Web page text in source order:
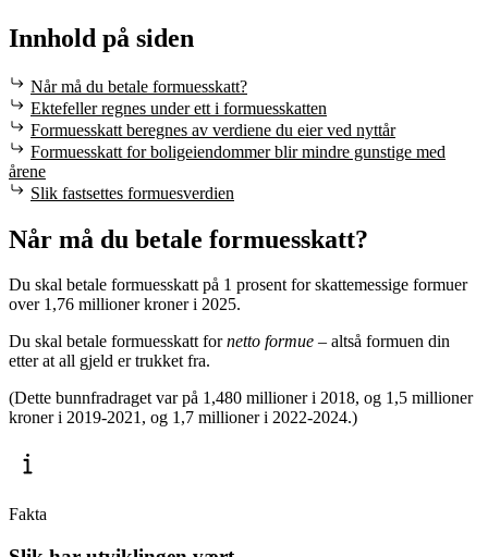
Innhold på siden
Når må du betale formuesskatt?
Ektefeller regnes under ett i formuesskatten
Formuesskatt beregnes av verdiene du eier ved nyttår
Formuesskatt for boligeiendommer blir mindre gunstige med
årene
Slik fastsettes formuesverdien
Når må du betale formuesskatt?
Du skal betale formuesskatt på 1 prosent for skattemessige formuer
over 1,76 millioner kroner i 2025.
Du skal betale formuesskatt fornetto formue – altså formuen din
etter at all gjeld er trukket fra.
(Dette bunnfradraget var på 1,480 millioner i 2018, og 1,5 millioner
kroner i 2019-2021, og 1,7 millioner i 2022-2024.)
Fakta